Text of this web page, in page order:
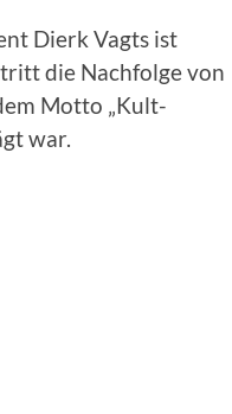
Dierk Vagts ist
die Nachfolge von
Motto „Kult-
war.